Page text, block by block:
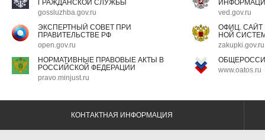
ГРАЖДАНСКОЙ СЛУЖБЫ
gossluzhba.gov.ru
ved.gov.ru
ЭКСПЕРТНЫЙ СОВЕТ ПРИ
ПРАВИТЕЛЬСТВЕ РФ
open.gov.ru
ОФИЦ.
НОЙ
zakupki.gov.ru
НОРМАТИВНЫЕ ПРАВОВЫЕ АКТЫ В
РОССИЙСКОЙ ФЕДЕРАЦИИ
pravo.minjust.ru
www.oatos.ru
КОНТАКТНАЯ ИНФОРМАЦИЯ